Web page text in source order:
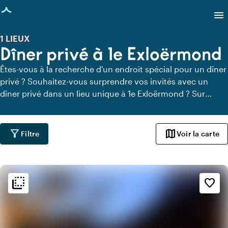
chargée
menu
Dîner privé à 1e Exloërmond
1 LIEUX
Êtes-vous à la recherche d'un endroit spécial pour un dîner
privé ? Souhaitez-vous surprendre vos invités avec un
dîner privé dans un lieu unique à 1e Exloërmond ? Sur
tous les lieux à 1e Exloërmond où vous pouvez dîner en
toute tranquillité. Découvrez tous les lieux de restauration
privée pour un délicieux dîner privé.
filter_alt Filtre mapVoir la carte
flip_to_back favorite_border
flip_to_back Ambiance
info
Rustique
Design contemporain